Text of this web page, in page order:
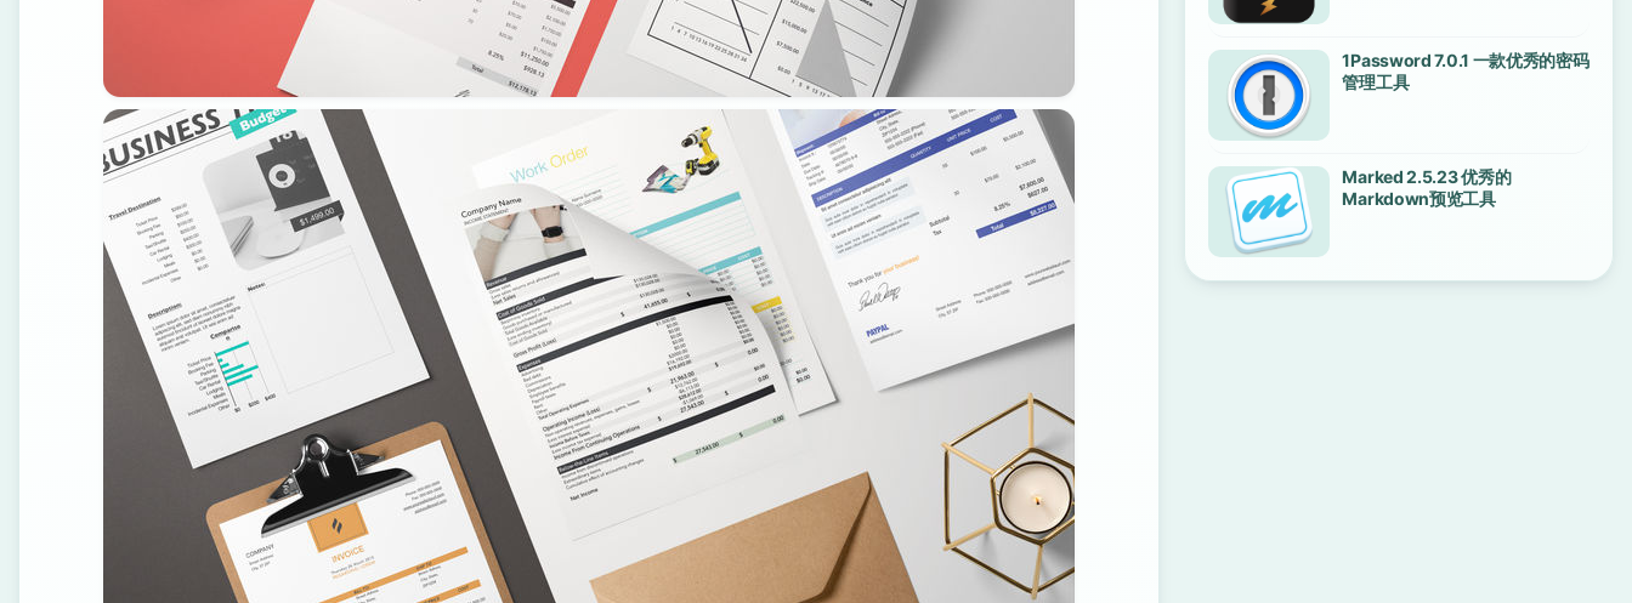
1Password 7.0.1 一款优秀的密码
管理工具
Marked 2.5.23 优秀的
Markdown预览工具